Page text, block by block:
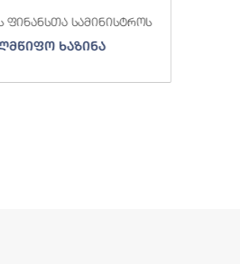
ფინანსთა სამინისტროს
ხაზინა